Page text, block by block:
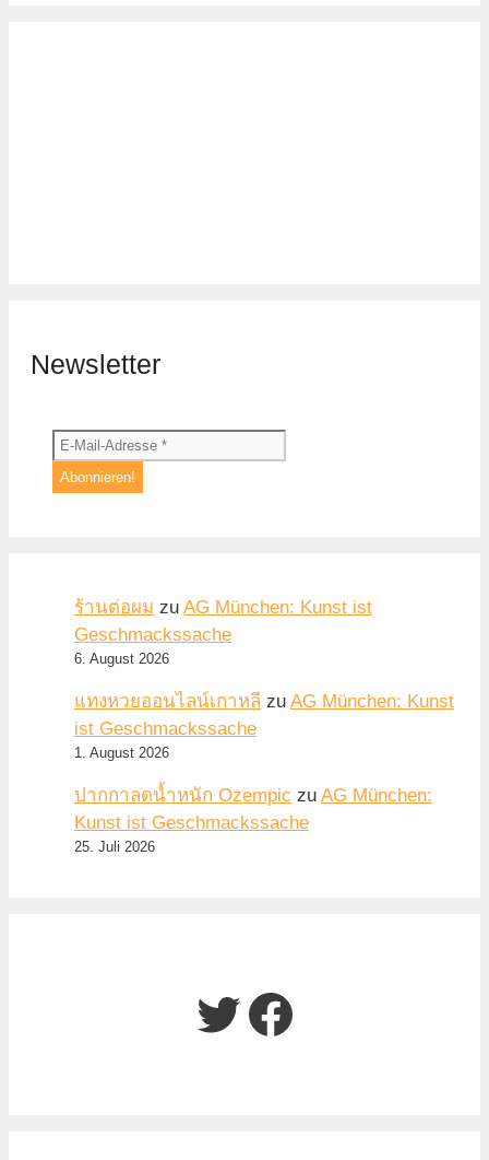
Newsletter
ร้านต่อผม zu AG München: Kunst ist
Geschmackssache
6. August 2026
แทงหวยออนไลน์เกาหลี zu AG München: Kunst
ist Geschmackssache
1. August 2026
ปากกาลดน้ำหนัก Ozempic zu AG München:
Kunst ist Geschmackssache
25. Juli 2026
Twitter
Facebook